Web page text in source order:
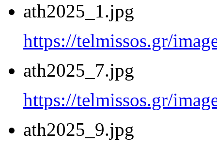
ath2025_1.jpg
https://telmissos.gr/
ath2025_7.jpg
https://telmissos.gr/
ath2025_9.jpg